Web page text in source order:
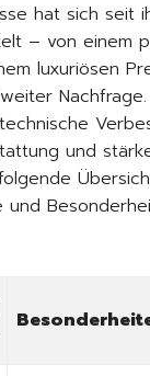
hat sich seit
– von einem
luxuriösen
und
und